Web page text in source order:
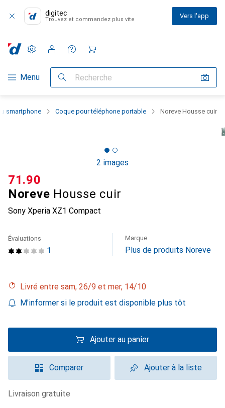
digitec
Trouvez et commandez plus vite Vers l'app
Navigation par catégorie
Menu Recherche
Paramètres
Compte client
Listes de comparaison
Listes d'envies
Panier
smartphone Coque pour téléphone portable Noreve Housse cuir
2 images
Noreve Housse cuir
Sony Xperia XZ1 Compact
CHF
71.90
1
Évaluations Marque
Plus de produits Noreve
Livré entre sam, 26/9 et mer, 14/10
M'informer si le produit est disponible plus tôt
Ajouter au panier
Comparer Ajouter à la liste
livraison gratuite